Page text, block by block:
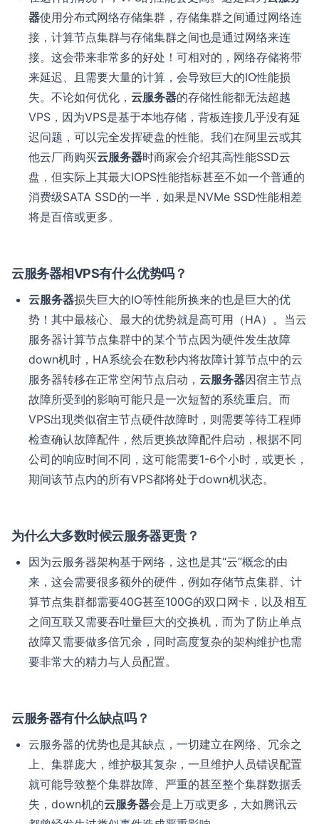
器使用分布式网络存储集群，存储集群之间通过网络连
接，计算节点集群与存储集群之间也是通过网络来连
接。这会带来非常多的好处！可相对的，网络存储将带
来延迟、且需要大量的计算，会导致巨大的IO性能损
失。不论如何优化， 云服务器的存储性能都无法超越
VPS，因为VPS是基于本地存储，背板连接几乎没有延
迟问题，可以完全发挥硬盘的性能。我们在阿里云或其
他云厂商购买云服务器时商家会介绍其高性能SSD云
盘，但实际上其最大IOPS性能指标甚至不如一个普通的
消费级SATA SSD的一半，如果是NVMe SSD性能相差
将是百倍或更多。
云服务器相VPS有什么优势吗？
云服务器损失巨大的IO等性能所换来的也是巨大的优
势！其中最核心、最大的优势就是高可用（HA）。当云
服务器计算节点集群中的某个节点因为硬件发生故障
down机时，HA系统会在数秒内将故障计算节点中的云
服务器转移在正常空闲节点启动， 云服务器因宿主节点
故障所受到的影响可能只是一次短暂的系统重启。而
VPS出现类似宿主节点硬件故障时，则需要等待工程师
检查确认故障配件，然后更换故障配件启动，根据不同
公司的响应时间不同，这可能需要1-6个小时，或更长，
期间该节点内的所有VPS都将处于down机状态。
为什么大多数时候云服务器更贵？
因为云服务器架构基于网络，这也是其“云”概念的由
来，这会需要很多额外的硬件，例如存储节点集群、计
算节点集群都需要40G甚至100G的双口网卡，以及相互
之间互联又需要吞吐量巨大的交换机，而为了防止单点
故障又需要做多倍冗余，同时高度复杂的架构维护也需
要非常大的精力与人员配置。
云服务器有什么缺点吗？
云服务器的优势也是其缺点，一切建立在网络、冗余之
上、集群庞大，维护极其复杂，一旦维护人员错误配置
就可能导致整个集群故障、严重的甚至整个集群数据丢
失，down机的云服务器会是上万或更多，大如腾讯云